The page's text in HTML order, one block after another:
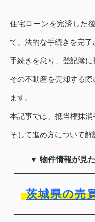
住宅ローンを完済した
て、法的な手続きを完了
手続きを怠り、登記簿
その不動産を売却する
ます。
本記事では、抵当権抹消
そして進め方について解
▼ 物件情報が見
茨城県の売